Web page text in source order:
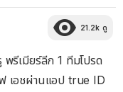
21.2k ดู
พรีเมียร์ลีก 1 ทีมโปรด
เอชผ่านแอป true ID